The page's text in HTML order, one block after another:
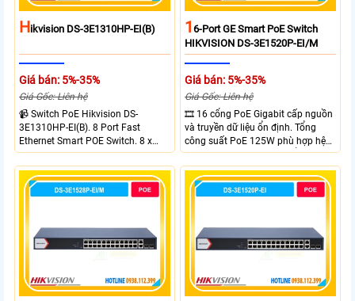
HIkvision DS-3E1310HP-EI(B)
Giá bán: 5%-35%
Giá Gốc: Liên hệ
📹 Switch PoE Hikvision DS-
3E1310HP-EI(B). 8 Port Fast
Ethernet Smart POE Switch. 8 x
10/100M PoE Ports, 2 x Gigabit
Uplink Ports.
16-Port GE Smart PoE Switch
HIKVISION DS-3E1520P-EI/M
Giá bán: 5%-35%
Giá Gốc: Liên hệ
🎞 16 cổng PoE Gigabit cấp nguồn
và truyền dữ liệu ổn định. Tổng
công suất PoE 125W phù hợp hệ
thống camera IP vừa. 2 cổng RJ45
Gigabit và 2 cổng quang SFP mở
rộng linh hoạt. Hỗ trợ truyền PoE
xa tối đa lên đến 300 mét.